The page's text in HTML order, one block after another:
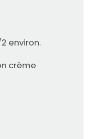
environ.
crème